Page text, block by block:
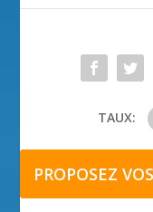
TAUX:
PROPOSEZ